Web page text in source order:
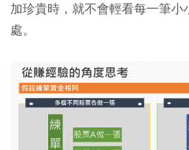
加珍貴時，就不會輕看每一筆小
處。